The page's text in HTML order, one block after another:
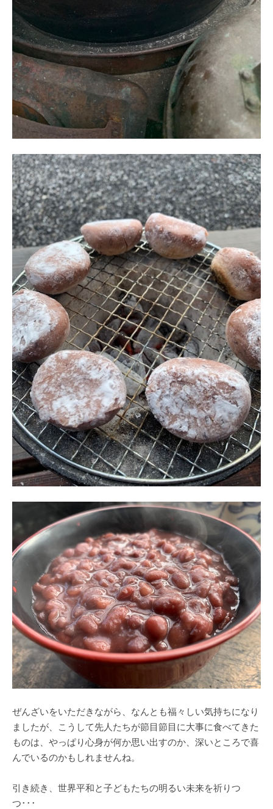
ぜんざいをいただきながら、なんとも福々しい気持ちになり
ましたが、こうして先人たちが節目節目に大事に食べてきた
ものは、やっぱり心身が何か思い出すのか、深いところで喜
んでいるのかもしれませんね。
引き続き、世界平和と子どもたちの明るい未来を祈りつ
つ･･･